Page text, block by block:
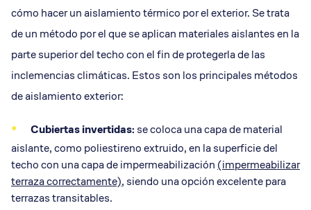
cómo hacer un aislamiento térmico por el exterior. Se trata
de un método por el que se aplican materiales aislantes en la
parte superior del techo con el fin de protegerla de las
inclemencias climáticas. Estos son los principales métodos
de aislamiento exterior:
Cubiertas invertidas: se coloca una capa de material
aislante, como poliestireno extruido, en la superficie del
techo con una capa de impermeabilización (impermeabilizar
terraza correctamente), siendo una opción excelente para
terrazas transitables.